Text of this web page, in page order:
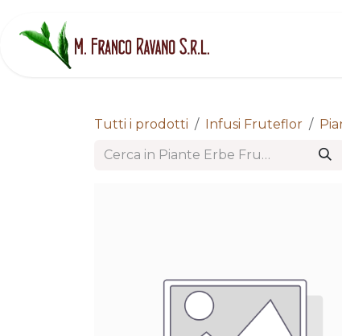
Tutti i prodotti Infusi Fruteflor